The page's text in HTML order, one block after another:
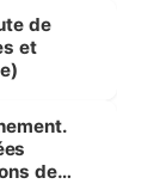
de
et
de